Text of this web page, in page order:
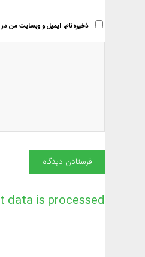
ذخیره نام، ایمیل و وبسایت من
data is processed